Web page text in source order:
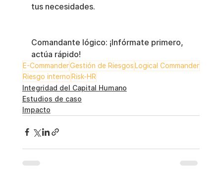
tus necesidades.
Comandante lógico: ¡Infórmate primero,
actúa rápido!
E-CommanderGestión de Riesgos Logical Commander
Riesgo interno Risk-HR
Integridad del Capital Humano
Estudios de caso
Impacto